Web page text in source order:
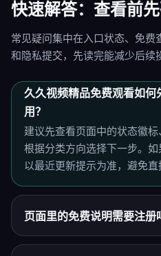
快速解答：查看前
常见疑问集中在入口状态、免
和隐私提交，先读完能减少后续
久久视频精品免费观看如何
用？
建议先查看页面中的状态徽
根据分类方向选择下一步。
以最近更新提示为准，避免直
页面里的免费说明需要注册